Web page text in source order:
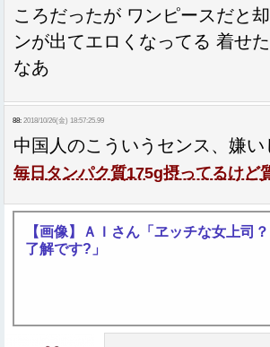
ころだったが ワンピースだと
ンが出てエロくなってる 着せ
なあ
88: 2018/10/26(金) 18:57:25.99
中国人のこういうセンス、嫌い
毎日タンパク質175g摂ってるけど
【画像】ＡＩさん「ヱッチな女上司？
了解です?」